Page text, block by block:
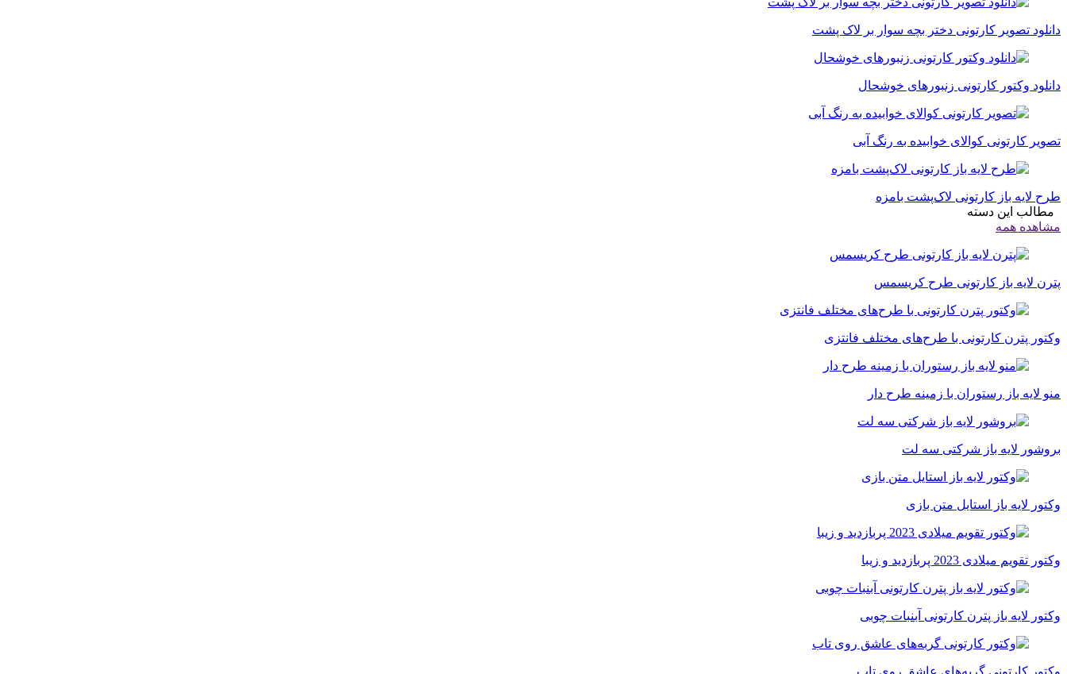
دانلود تصویر کارتونی دختر بچه سوار بر لاک پشت
دانلود وکتور کارتونی زنبورهای خوشحال
تصویر کارتونی کوالای خوابیده به رنگ آبی
طرح لایه باز کارتونی لاک‌پشت بامزه
مطالب این دسته
مشاهده همه
پترن لایه باز کارتونی طرح کریسمس
وکتور پترن کارتونی با طرح‌های مختلف فانتزی
منو لایه باز رستوران با زمینه طرح دار
بروشور لایه باز شرکتی سه لت
وکتور لایه باز استایل متن بازی
وکتور تقویم میلادی 2023 پربازدید و زیبا
وکتور لایه باز پترن کارتونی آبنبات چوبی